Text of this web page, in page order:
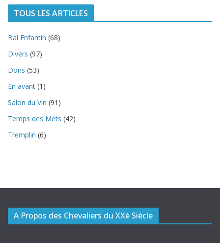
TOUS LES ARTICLES
Bal Enfantin (68)
Divers (97)
Dons (53)
En avant (1)
Salon du Vin (91)
Temps des Mets (42)
Tremplin (6)
A Propos des Chevaliers du XXè Siècle